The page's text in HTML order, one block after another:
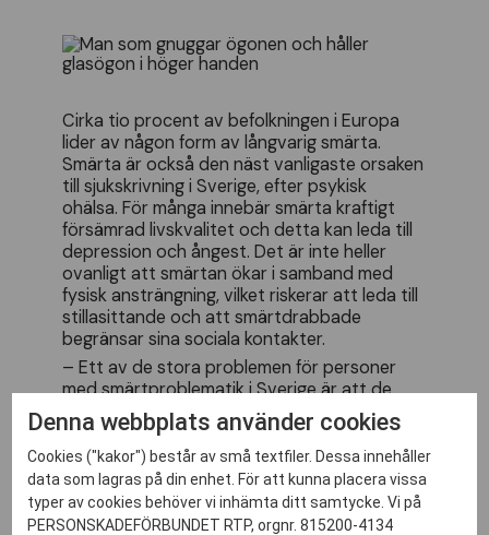
Cirka tio procent av befolkningen i Europa
lider av någon form av långvarig smärta.
Smärta är också den näst vanligaste orsaken
till sjukskrivning i Sverige, efter psykisk
ohälsa. För många innebär smärta kraftigt
försämrad livskvalitet och detta kan leda till
depression och ångest. Det är inte heller
ovanligt att smärtan ökar i samband med
fysisk ansträngning, vilket riskerar att leda till
stillasittande och att smärtdrabbade
begränsar sina sociala kontakter.
– Ett av de stora problemen för personer
med smärtproblematik i Sverige är att de
ofta inte har någonstans att vända sig.
Ytterst är det här regionernas ansvar, de
måste prioritera att ha fler smärtkliniker,
säger Eva Kosek, överläkare och professor i
klinisk smärtforskning vid Uppsala universitet
och Karolinska institutet.
Denna webbplats använder cookies
Cookies ("kakor") består av små textfiler. Dessa innehåller
data som lagras på din enhet. För att kunna placera vissa
typer av cookies behöver vi inhämta ditt samtycke. Vi på
PERSONSKADEFÖRBUNDET RTP, orgnr. 815200-4134